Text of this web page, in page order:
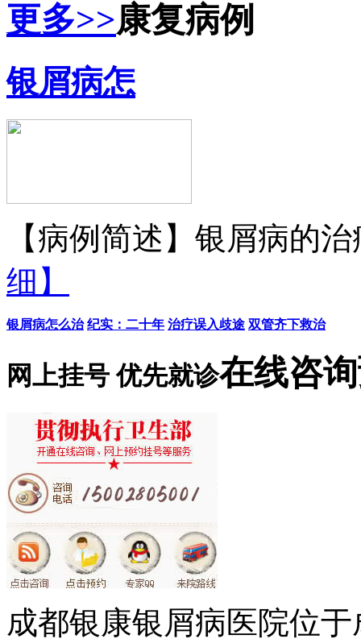
更多>>康复病例
银屑病怎
【病例简述】银屑病的
细】
银屑病怎么治 纪实：二十年 治疗误入歧途 双管齐下救治
网上挂号 优先就诊在线咨
成都银康银屑病医院位